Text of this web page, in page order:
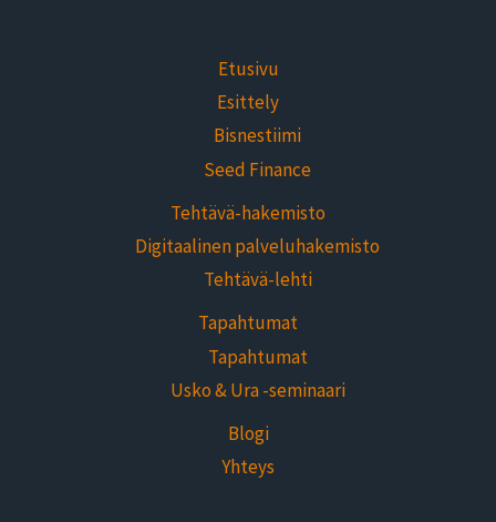
Etusivu
Esittely
Bisnestiimi
Seed Finance
Tehtävä-hakemisto
Digitaalinen palveluhakemisto
Tehtävä-lehti
Tapahtumat
Tapahtumat
Usko & Ura -seminaari
Blogi
Yhteys